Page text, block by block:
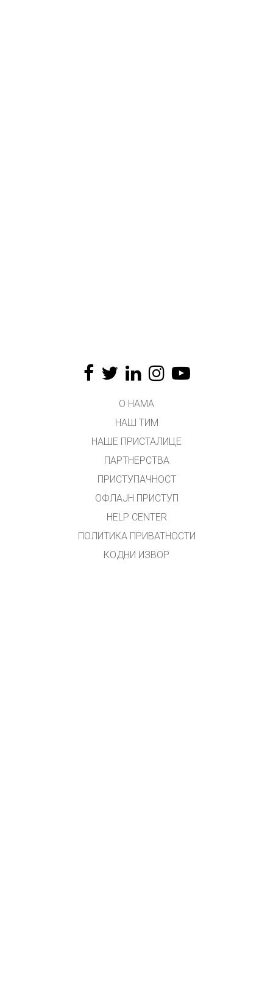
О НАМА
НАШ ТИМ
НАШЕ ПРИСТАЛИЦЕ
ПАРТНЕРСТВА
ПРИСТУПАЧНОСТ
ОФЛАЈН ПРИСТУП
HELP CENTER
ПОЛИТИКА ПРИВАТНОСТИ
КОДНИ ИЗВОР